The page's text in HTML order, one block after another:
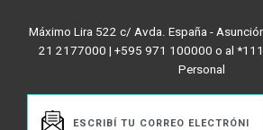
Máximo Lira 522 c/ Avda. España -
21 2177000 | +595 971 100000 o al
Personal